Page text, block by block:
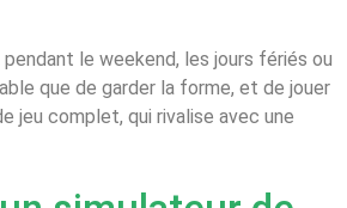
le weekend, les jours fériés ou
que de garder la forme, et de jouer
jeu complet, qui rivalise avec une